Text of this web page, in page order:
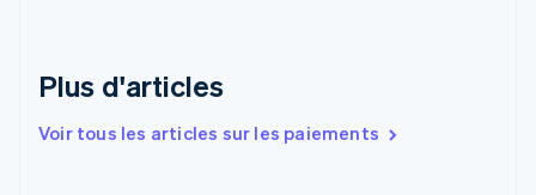
Plus d'articles
Voir tous les articles sur les paiements
Espagne
Estonie